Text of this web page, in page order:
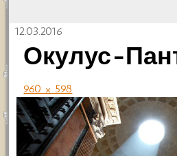
12.03.2016
Окулус-
960 × 598